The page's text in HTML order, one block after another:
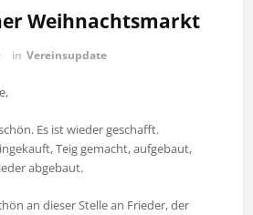
Weihnachtsmarkt
in Vereinsupdate
Es ist wieder geschafft.
Teig gemacht, aufgebaut,
abgebaut.
an dieser Stelle an Frieder, der